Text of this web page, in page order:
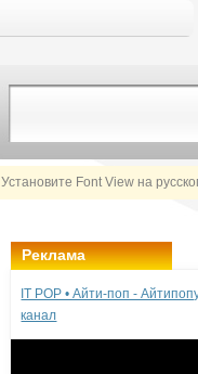
Установите Font View на
Реклама
IT POP • Айти-поп -
канал